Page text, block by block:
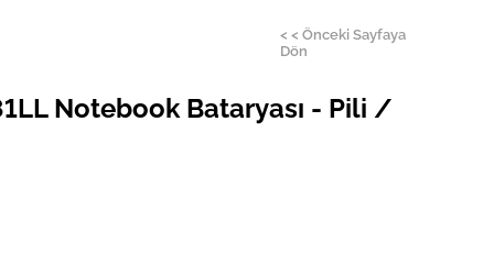
< < Önceki Sayfaya
Dön
Notebook Bataryası - Pili /